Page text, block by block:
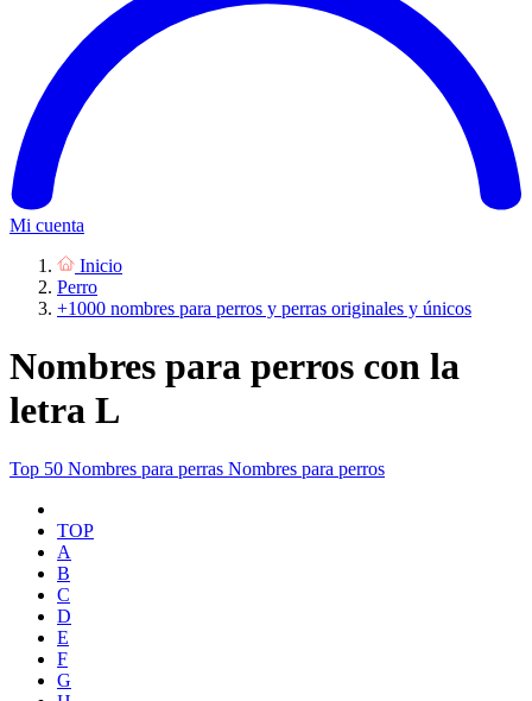
Mi cuenta
Inicio
Perro
+1000 nombres para perros y perras originales y únicos
Nombres para perros con la
letra L
Top 50 Nombres para perras Nombres para perros
TOP
A
B
C
D
E
F
G